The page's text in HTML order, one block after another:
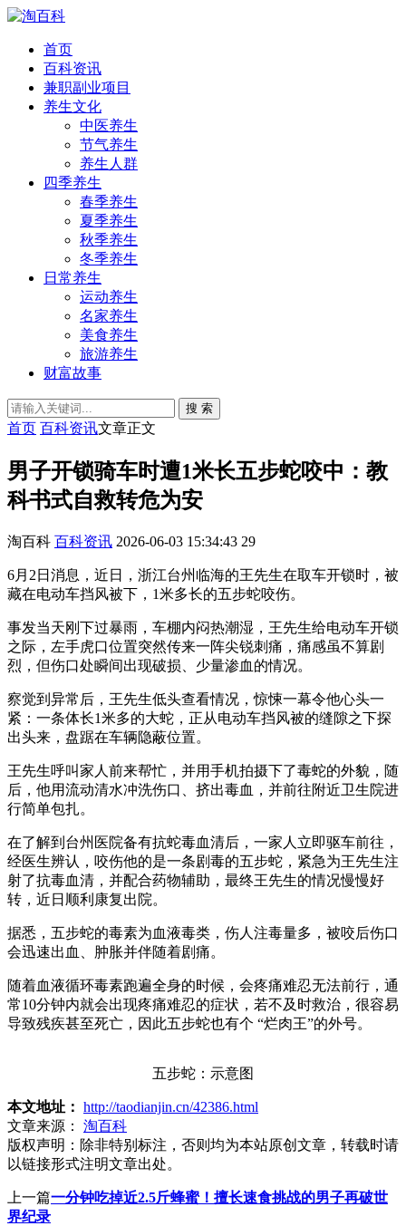
首页
百科资讯
兼职副业项目
养生文化
中医养生
节气养生
养生人群
四季养生
春季养生
夏季养生
秋季养生
冬季养生
日常养生
运动养生
名家养生
美食养生
旅游养生
财富故事
搜 索
首页 百科资讯文章正文
男子开锁骑车时遭1米长五步蛇咬中：教
科书式自救转危为安
淘百科 百科资讯 2026-06-03 15:34:43 29
6月2日消息，近日，浙江台州临海的王先生在取车开锁时，被
藏在电动车挡风被下，1米多长的五步蛇咬伤。
事发当天刚下过暴雨，车棚内闷热潮湿，王先生给电动车开锁
之际，左手虎口位置突然传来一阵尖锐刺痛，痛感虽不算剧
烈，但伤口处瞬间出现破损、少量渗血的情况。
察觉到异常后，王先生低头查看情况，惊悚一幕令他心头一
紧：一条体长1米多的大蛇，正从电动车挡风被的缝隙之下探
出头来，盘踞在车辆隐蔽位置。
王先生呼叫家人前来帮忙，并用手机拍摄下了毒蛇的外貌，随
后，他用流动清水冲洗伤口、挤出毒血，并前往附近卫生院进
行简单包扎。
在了解到台州医院备有抗蛇毒血清后，一家人立即驱车前往，
经医生辨认，咬伤他的是一条剧毒的五步蛇，紧急为王先生注
射了抗毒血清，并配合药物辅助，最终王先生的情况慢慢好
转，近日顺利康复出院。
据悉，五步蛇的毒素为血液毒类，伤人注毒量多，被咬后伤口
会迅速出血、肿胀并伴随着剧痛。
随着血液循环毒素跑遍全身的时候，会疼痛难忍无法前行，通
常10分钟内就会出现疼痛难忍的症状，若不及时救治，很容易
导致残疾甚至死亡，因此五步蛇也有个 “烂肉王”的外号。
五步蛇：示意图
本文地址： http://taodianjin.cn/42386.html
文章来源：
淘百科
版权声明： 除非特别标注，否则均为本站原创文章，转载时请
以链接形式注明文章出处。
上一篇一分钟吃掉近2.5斤蜂蜜！擅长速食挑战的男子再破世
界纪录